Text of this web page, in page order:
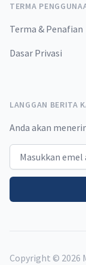
TERMA
Terma & Penafian
Dasar Privasi
LANGGAN BERITA
Anda akan
Email address
Copyright © 2026